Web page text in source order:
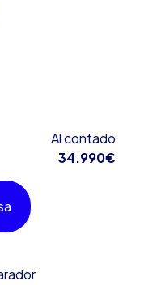
Al contado
34.990€